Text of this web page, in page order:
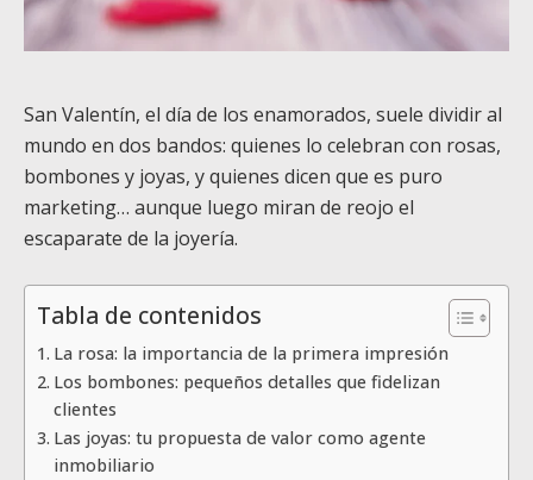
San Valentín, el día de los enamorados, suele dividir al
mundo en dos bandos: quienes lo celebran con rosas,
bombones y joyas, y quienes dicen que es puro
marketing… aunque luego miran de reojo el
escaparate de la joyería.
Tabla de contenidos
La rosa: la importancia de la primera impresión
Los bombones: pequeños detalles que fidelizan
clientes
Las joyas: tu propuesta de valor como agente
inmobiliario